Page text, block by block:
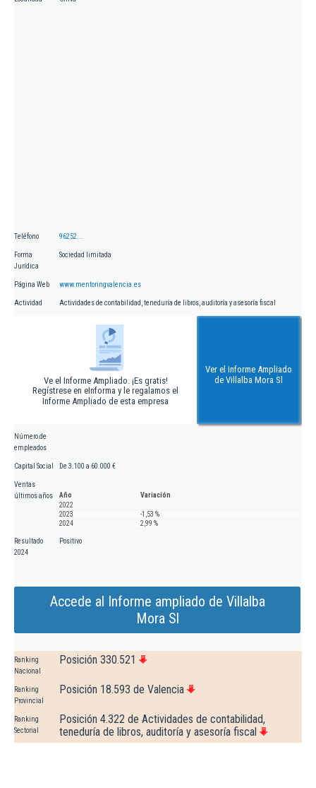
Teléfono 96252...
Forma
Jurídica
Sociedad limitada
Página Web www.mentoringvalencia.es
Actividad Actividades de contabilidad, teneduría de libros, auditoría y asesoría fiscal
Ve el Informe Ampliado. ¡Es gratis!
Regístrese en eInforma y le regalamos el
Informe Ampliado de esta empresa
Ver el Informe Ampliado
de Villalba Mora Sl
Número de
empleados
Capital Social De 3.100 a 60.000 €
Ventas
últimos años
Año
Variación
2022
2023
-1,53 %
2024
2,99 %
Resultado
2024
Positivo
Accede al Informe ampliado de Villalba
Mora Sl
Ranking
Nacional
Posición 330.521
Ranking
Provincial
Posición 18.593 de Valencia
Ranking
Sectorial
Posición 4.322 de Actividades de contabilidad,
teneduría de libros, auditoría y asesoría fiscal